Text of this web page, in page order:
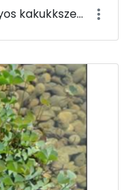
Lychnis coronaria - Bársonyos kakukkszegfű (virága) - Budai Arborétum